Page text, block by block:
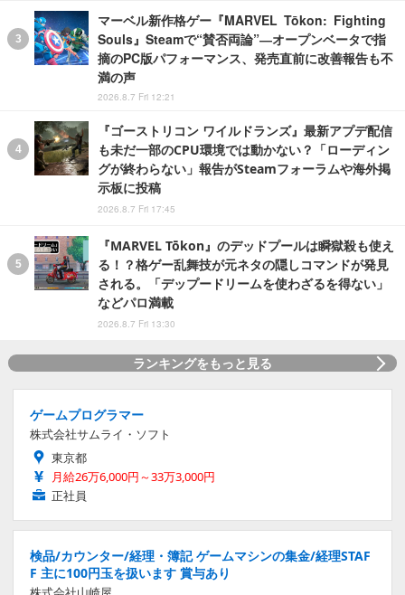
マーベル新作格ゲー『MARVEL Tōkon: Fighting
Souls』Steamで“賛否両論”―オープンベータで指
摘のPC版パフォーマンス、発売直前に改善報告も不
満の声
2026.8.7 Fri 12:21
『ゴーストリコン ワイルドランズ』最新アプデ配信
も未だ一部のCPU環境では動かない？「ローディン
グが終わらない」報告がSteamフォーラムや海外掲
示板に投稿
2026.8.7 Fri 17:45
『MARVEL Tōkon』のデッドプールは瞬獄殺も使え
る！？格ゲー乱舞技が元ネタの隠しコマンドが発見
される。「デップードリームを使わざるを得ない」
などパロ満載
2026.8.7 Fri 13:30
ランキングをもっと見る
ゲームプログラマー
株式会社サムライ・ソフト
東京都
月給26万6,000円～33万3,000円
正社員
検品/カウンター/経理・簿記 ゲームマシンの集金/経理STAF
F 主に100円玉を扱います 賞与あり